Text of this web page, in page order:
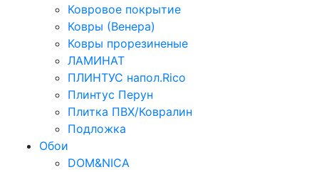
Ковровое покрытие
Ковры (Венера)
Ковры прорезиненые
ЛАМИНАТ
ПЛИНТУС напол.Rico
Плинтус Перун
Плитка ПВХ/Ковралин
Подложка
Обои
DOM&NICA